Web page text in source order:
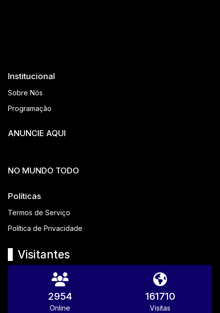
Institucional
Sobre Nós
Programação
ANUNCIE AQUI
NO MUNDO TODO
Políticas
Termos de Serviço
Política de Privacidade
Visitantes
2954
Online
161710
Visitas